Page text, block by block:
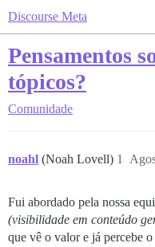
Discourse Meta
Pensamentos
tópicos?
Comunidade
noahl (Noah Lovell) 1
Fui abordado pela nossa
(visibilidade em conteúdo
que vê o valor e já percebe